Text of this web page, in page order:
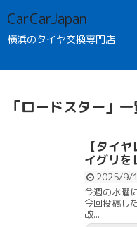
CarCarJapan
横浜のタイヤ交換専門店
「ロードスター 」
【タイ
イグリを
2025/9/
今週の水曜
今回投稿し
改...